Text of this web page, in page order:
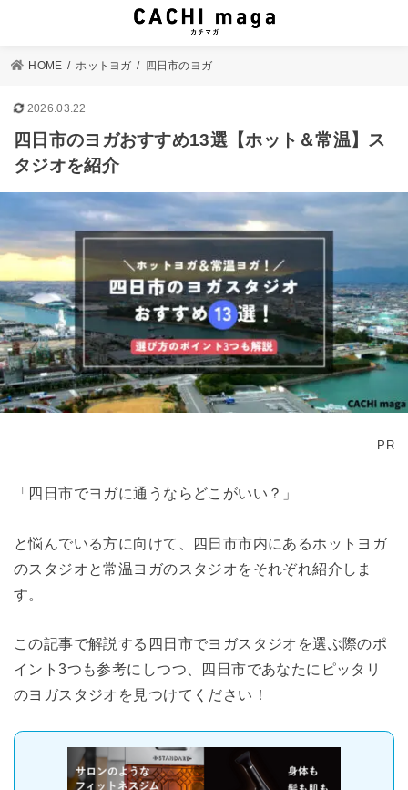
HOME ホットヨガ 四日市のヨガ
2026.03.22
四日市のヨガおすすめ13選【ホット＆常温】ス
タジオを紹介
PR
「四日市でヨガに通うならどこがいい？」
と悩んでいる方に向けて、四日市市内にあるホットヨガ
のスタジオと常温ヨガのスタジオをそれぞれ紹介しま
す。
この記事で解説する四日市でヨガスタジオを選ぶ際のポ
イント3つも参考にしつつ、四日市であなたにピッタリ
のヨガスタジオを見つけてください！